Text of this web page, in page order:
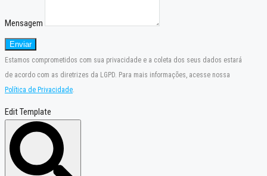
Mensagem
Enviar
Estamos comprometidos com sua privacidade e a coleta dos seus dados estará
de acordo com as diretrizes da LGPD. Para mais informações, acesse nossa
Política de Privacidade.
Edit Template